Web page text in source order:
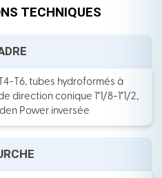
TECHNIQUES
T6, tubes hydroformés à
direction conique 1"1/8-1"1/2,
Power inversée